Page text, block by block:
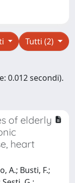
Tutti (2)
0.012 secondi).
of elderly
heart
A.; Busti, F.;